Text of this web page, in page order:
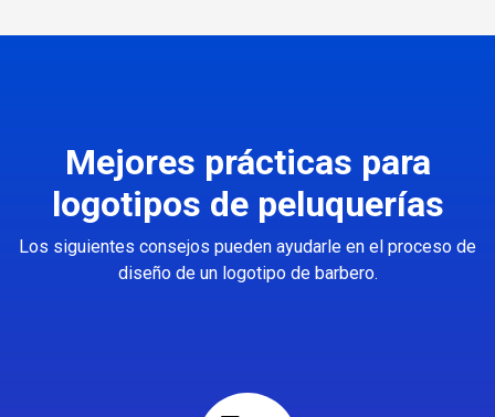
Mejores prácticas para
logotipos de peluquerías
Los siguientes consejos pueden ayudarle en el proceso de
diseño de un logotipo de barbero.